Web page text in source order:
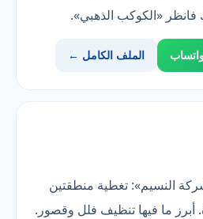
«الكوكب الذهبي».
الملف الكامل ←
النسيم»: تغطية منطقتين
ما فيها تنظيف فلل وقصور.